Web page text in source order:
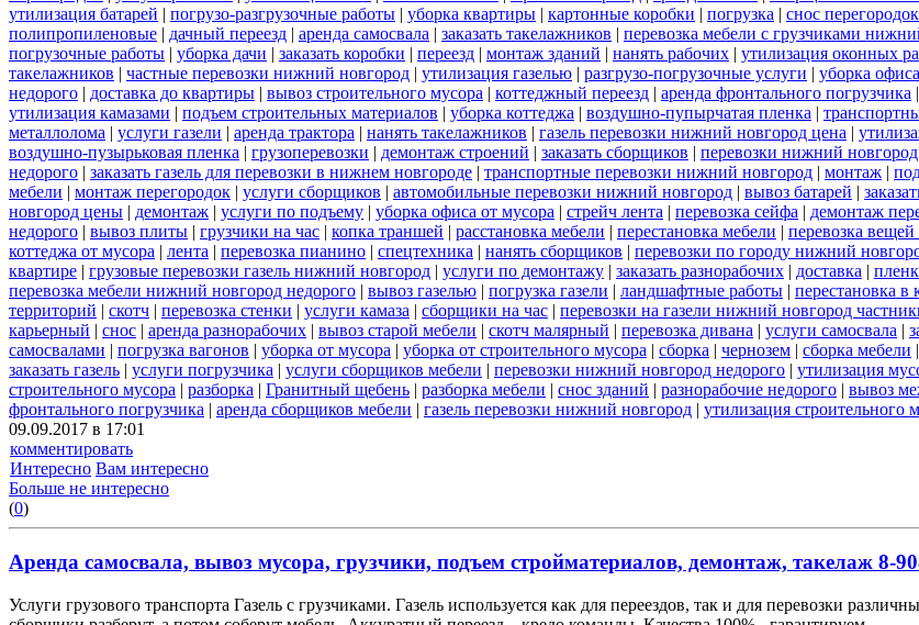
утилизация батарей | погрузо-разгрузочные работы | уборка квартиры | картонные коробки | погрузка | снос перегородок
полипропиленовые | дачный переезд | аренда самосвала | заказать такелажников | перевозка мебели с грузчиками
погрузочные работы | уборка дачи | заказать коробки | переезд | монтаж зданий | нанять рабочих | утилизация оконных
такелажников | частные перевозки нижний новгород | утилизация газелью | разгрузо-погрузочные услуги | уборка офиса
недорого | доставка до квартиры | вывоз строительного мусора | коттеджный переезд | аренда фронтального погрузчика |
утилизация камазами | подъем строительных материалов | уборка коттеджа | воздушно-пупырчатая пленка |
металлолома | услуги газели | аренда трактора | нанять такелажников | газель перевозки нижний новгород цена |
воздушно-пузырьковая пленка | грузоперевозки | демонтаж строений | заказать сборщиков | перевозки нижний новгород
недорого | заказать газель для перевозки в нижнем новгороде | транспортные перевозки нижний новгород | монтаж |
мебели | монтаж перегородок | услуги сборщиков | автомобильные перевозки нижний новгород | вывоз батарей |
новгород цены | демонтаж | услуги по подъему | уборка офиса от мусора | стрейч лента | перевозка сейфа | демонтаж
недорого | вывоз плиты | грузчики на час | копка траншей | расстановка мебели | перестановка мебели | перевозка
коттеджа от мусора | лента | перевозка пианино | спецтехника | нанять сборщиков | перевозки по городу нижний
квартире | грузовые перевозки газель нижний новгород | услуги по демонтажу | заказать разнорабочих | доставка |
перевозка мебели нижний новгород недорого | вывоз газелью | погрузка газели | ландшафтные работы | перестановка в
территорий | скотч | перевозка стенки | услуги камаза | сборщики на час | перевозки на газели нижний новгород
карьерный | снос | аренда разнорабочих | вывоз старой мебели | скотч малярный | перевозка дивана | услуги самосвала |
самосвалами | погрузка вагонов | уборка от мусора | уборка от строительного мусора | сборка | чернозем | сборка мебели |
заказать газель | услуги погрузчика | услуги сборщиков мебели | перевозки нижний новгород недорого | утилизация
строительного мусора | разборка | Гранитный щебень | разборка мебели | снос зданий | разнорабочие недорого | вывоз
фронтального погрузчика | аренда сборщиков мебели | газель перевозки нижний новгород | утилизация строительного
09.09.2017 в 17:01
комментировать
Интересно Вам интересно
Больше не интересно
(0)
Аренда самосвала, вывоз мусора, грузчики, подъем стройматериалов, демонтаж, такелаж 8-
Услуги грузового транспорта Газель с грузчиками. Газель используется как для переездов, так и для перевозки